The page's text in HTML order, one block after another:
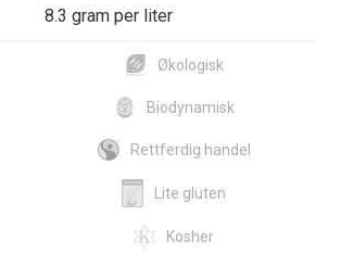
8.3 gram per liter
Økologisk
Biodynamisk
Rettferdig handel
Lite gluten
Kosher